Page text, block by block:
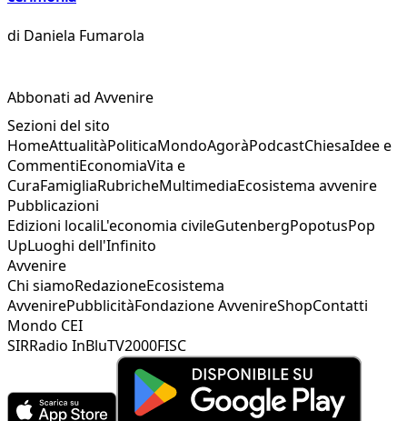
di Daniela Fumarola
Abbonati ad Avvenire
Sezioni del sito
HomeAttualitàPoliticaMondoAgoràPodcastChiesaIdee e
CommentiEconomiaVita e
CuraFamigliaRubricheMultimediaEcosistema avvenire
Pubblicazioni
Edizioni localiL'economia civileGutenbergPopotusPop
UpLuoghi dell'Infinito
Avvenire
Chi siamoRedazioneEcosistema
AvvenirePubblicitàFondazione AvvenireShopContatti
Mondo CEI
SIRRadio InBluTV2000FISC